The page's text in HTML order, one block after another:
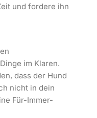
und fordere ihn
im Klaren.
dass der Hund
nicht in dein
Für-Immer-